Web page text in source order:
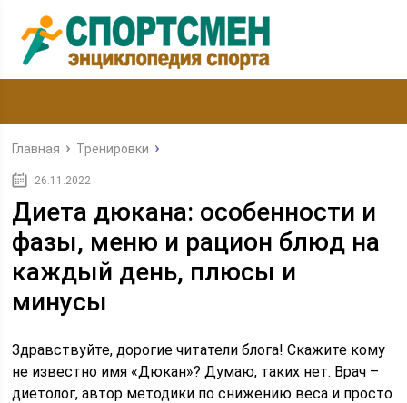
Главная Тренировки
26.11.2022
Диета дюкана: особенности и
фазы, меню и рацион блюд на
каждый день, плюсы и
минусы
Здравствуйте, дорогие читатели блога! Скажите кому
не известно имя «Дюкан»? Думаю, таких нет. Врач –
диетолог, автор методики по снижению веса и просто